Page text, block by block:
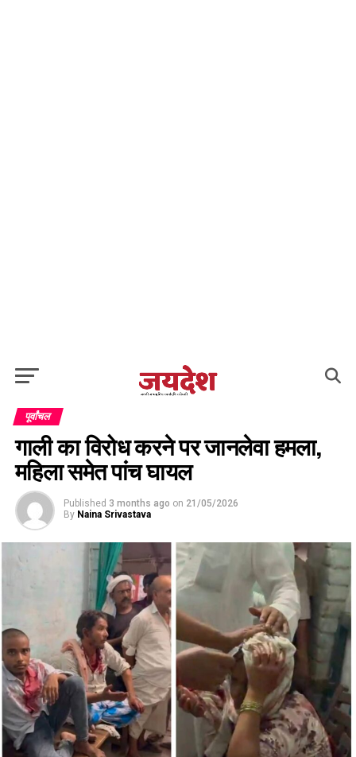
पूर्वांचल
गाली का विरोध करने पर जानलेवा हमला,
महिला समेत पांच घायल
Published 3 months ago on 21/05/2026
By Naina Srivastava